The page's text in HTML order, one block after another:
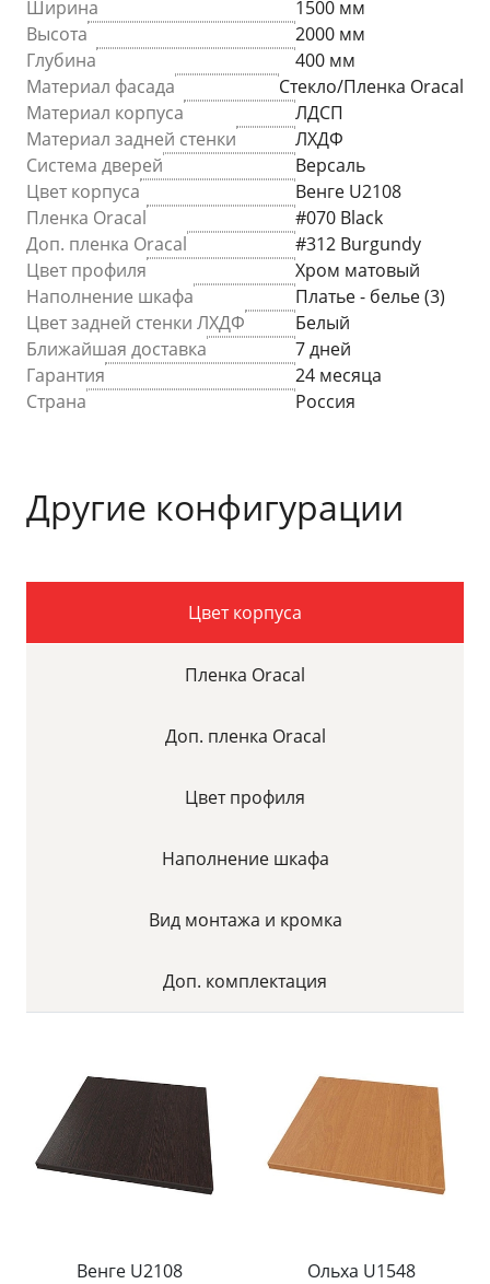
Ширина
1500 мм
Высота
2000 мм
Глубина
400 мм
Материал фасада
Стекло/Пленка Oracal
Материал корпуса
ЛДСП
Материал задней стенки
ЛХДФ
Система дверей
Версаль
Цвет корпуса
Венге U2108
Пленка Oracal
#070 Black
Доп. пленка Oracal
#312 Burgundy
Цвет профиля
Хром матовый
Наполнение шкафа
Платье - белье (3)
Цвет задней стенки ЛХДФ
Белый
Ближайшая доставка
7 дней
Гарантия
24 месяца
Страна
Россия
Другие конфигурации
Цвет корпуса
Пленка Oracal
Доп. пленка Oracal
Цвет профиля
Наполнение шкафа
Вид монтажа и кромка
Доп. комплектация
Венге U2108 Ольха U1548